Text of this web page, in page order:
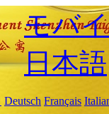
モバ
日本語
Deutsch Français